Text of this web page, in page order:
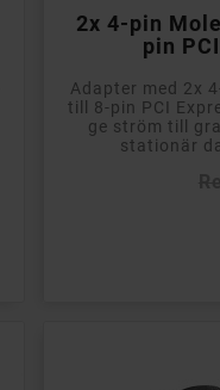
2x 4-pin
pin
Adapter med 2x
till 8-pin PCI
ge ström till
stationär